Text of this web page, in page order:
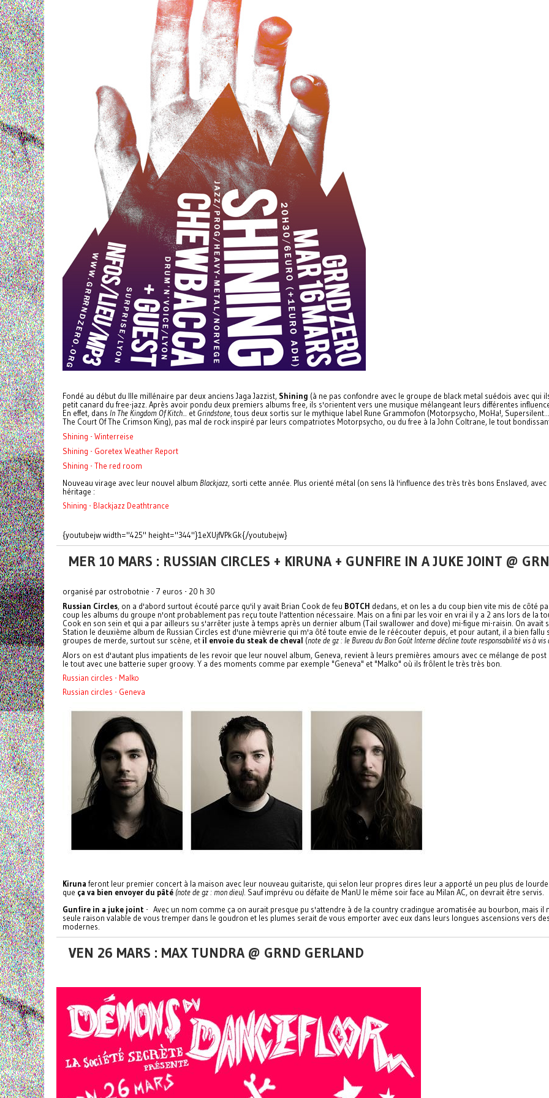
Fondé au début du IIIe millénaire par deux anciens Jaga Jazzist, Shining (à ne pas confondre avec le groupe de black metal suédois avec
petit canard du free-jazz. Après avoir pondu deux premiers albums free, ils s'orientent vers une musique mélangeant leurs différentes
En effet, dans In The Kingdom Of Kitch.. . etGrindstone, tous deux sortis sur le mythique label Rune Grammofon (Motorpsycho, MoHa!,
The Court Of The Crimson King), pas mal de rock inspiré par leurs compatriotes Motorpsycho, ou du free à la John Coltrane, le tout
Shining - Winterreise
Shining - Goretex Weather Report
Shining - The red room
Nouveau virage avec leur nouvel album Blackjazz, sorti cette année. Plus orienté métal (on sens là l'influence des très très bons Enslaved,
héritage :
Shining - Blackjazz Deathtrance
{youtubejw width="425" height="344"}1eXUjfVPkGk{/youtubejw}
MER 10 MARS : RUSSIAN CIRCLES + KIRUNA + GUNFIRE IN A JUKE JOINT @
organisé par ostrobotnie - 7 euros - 20 h 30
Russian Circles, on a d'abord surtout écouté parce qu'il y avait Brian Cook de feu BOTCH dedans, et on les a du coup bien vite mis de côté
coup les albums du groupe n'ont probablement pas reçu toute l'attention nécessaire. Mais on a fini par les voir en vrai il y a 2 ans lors de la
Cook en son sein et qui a par ailleurs su s'arrêter juste à temps après un dernier album (Tail swallower and dove) mi-figue mi-raisin. On
Station le deuxième album de Russian Circles est d'une mièvrerie qui m'a ôté toute envie de le réécouter depuis, et pour autant, il a bien
groupes de merde, surtout sur scène, et il envoie du steak de cheval (note de gz : le Bureau du Bon Goût Interne décline toute responsabilité vis à vis
Alors on est d'autant plus impatients de les revoir que leur nouvel album, Geneva, revient à leurs premières amours avec ce mélange de
le tout avec une batterie super groovy. Y a des moments comme par exemple "Geneva" et "Malko" où ils frôlent le très très bon.
Russian circles - Malko
Russian circles - Geneva
Kiruna feront leur premier concert à la maison avec leur nouveau guitariste, qui selon leur propres dires leur a apporté un peu plus de
que ça va bien envoyer du pâté (note de gz : mon dieu) . Sauf imprévu ou défaite de ManU le même soir face au Milan AC, on devrait être servis.
Gunfire in a juke joint - Avec un nom comme ça on aurait presque pu s'attendre à de la country cradingue aromatisée au bourbon, mais
seule raison valable de vous tremper dans le goudron et les plumes serait de vous emporter avec eux dans leurs longues ascensions vers
modernes.
VEN 26 MARS : MAX TUNDRA @ GRND GERLAND